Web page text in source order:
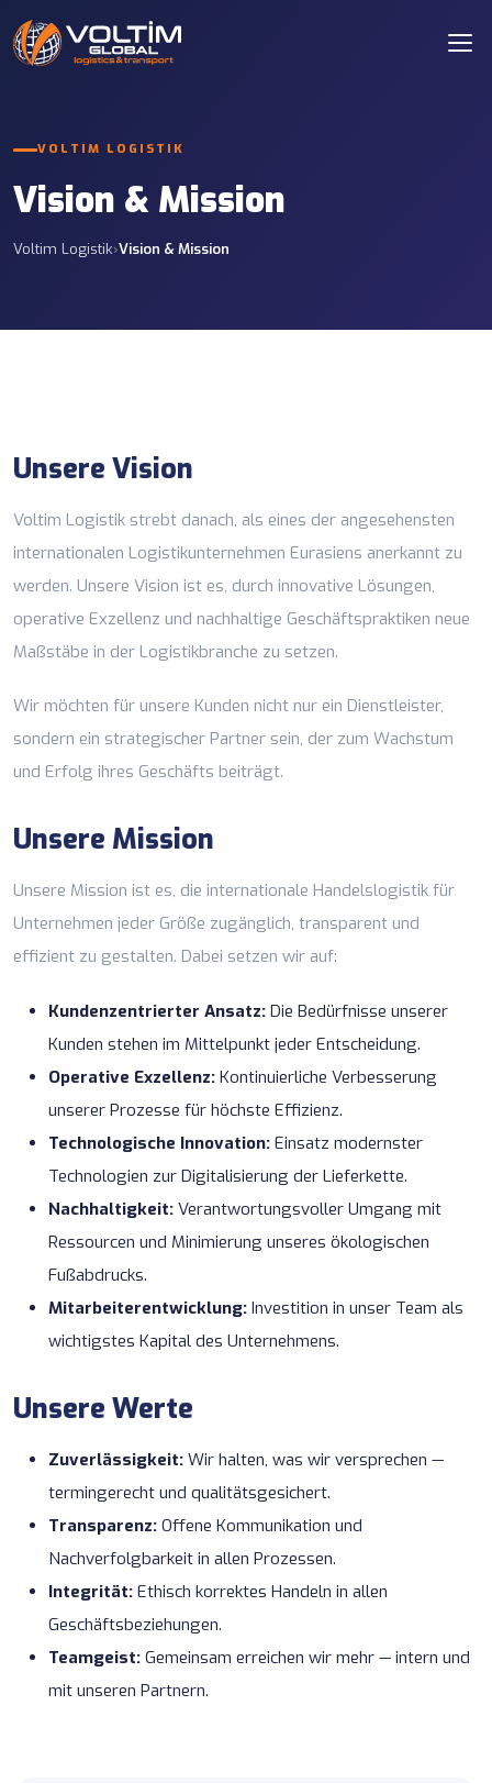
VOLTIM LOGISTIK
Vision & Mission
Voltim Logistik›Vision & Mission
Unsere Vision
Voltim Logistik strebt danach, als eines der angesehensten
internationalen Logistikunternehmen Eurasiens anerkannt zu
werden. Unsere Vision ist es, durch innovative Lösungen,
operative Exzellenz und nachhaltige Geschäftspraktiken neue
Maßstäbe in der Logistikbranche zu setzen.
Wir möchten für unsere Kunden nicht nur ein Dienstleister,
sondern ein strategischer Partner sein, der zum Wachstum
und Erfolg ihres Geschäfts beiträgt.
Unsere Mission
Unsere Mission ist es, die internationale Handelslogistik für
Unternehmen jeder Größe zugänglich, transparent und
effizient zu gestalten. Dabei setzen wir auf:
Kundenzentrierter Ansatz: Die Bedürfnisse unserer
Kunden stehen im Mittelpunkt jeder Entscheidung.
Operative Exzellenz: Kontinuierliche Verbesserung
unserer Prozesse für höchste Effizienz.
Technologische Innovation: Einsatz modernster
Technologien zur Digitalisierung der Lieferkette.
Nachhaltigkeit: Verantwortungsvoller Umgang mit
Ressourcen und Minimierung unseres ökologischen
Fußabdrucks.
Mitarbeiterentwicklung: Investition in unser Team als
wichtigstes Kapital des Unternehmens.
Unsere Werte
Zuverlässigkeit: Wir halten, was wir versprechen —
termingerecht und qualitätsgesichert.
Transparenz: Offene Kommunikation und
Nachverfolgbarkeit in allen Prozessen.
Integrität: Ethisch korrektes Handeln in allen
Geschäftsbeziehungen.
Teamgeist: Gemeinsam erreichen wir mehr — intern und
mit unseren Partnern.